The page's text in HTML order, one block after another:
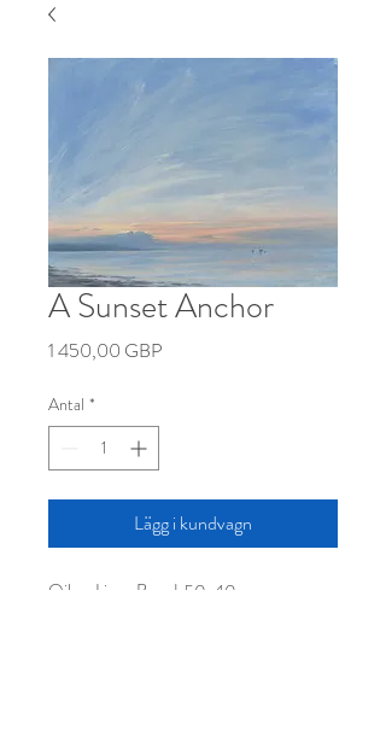
A Sunset Anchor
1 450,00 GBP
Antal *
Lägg i kundvagn
Oil on Linen Board, 50x40cm